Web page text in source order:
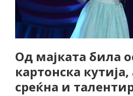
Од мајката била
картонска кутија,
среќна и